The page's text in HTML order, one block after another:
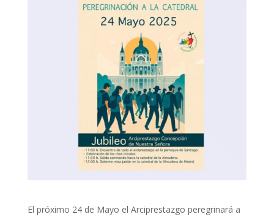
El próximo 24 de Mayo el Arciprestazgo peregrinará a